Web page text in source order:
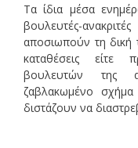
Τα ίδια μέσα
βουλευτές-
αποσιωπούν τη δική
καταθέσεις είτε
βουλευτών της
ζαβλακωμένο
διστάζουν να